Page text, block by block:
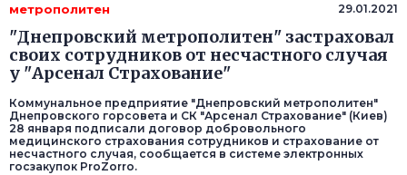
метрополитен 29.01.2021
"Днепровский метрополитен" застраховал
своих сотрудников от несчастного случая
у "Арсенал Страхование"
Коммунальное предприятие "Днепровский метрополитен"
Днепровского горсовета и СК "Арсенал Страхование" (Киев)
28 января подписали договор добровольного
медицинского страхования сотрудников и страхование от
несчастного случая, сообщается в системе электронных
госзакупок ProZorro.